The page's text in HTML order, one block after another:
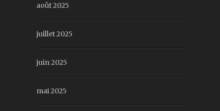
août 2025
juillet 2025
juin 2025
mai 2025